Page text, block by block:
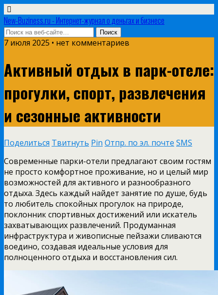
New-Buziness.ru - Интернет-журнал о деньгах и бизнесе
7 июля 2025 • нет комментариев
Активный отдых в парк-отеле:
прогулки, спорт, развлечения
и сезонные активности
Поделиться Твитнуть Pin Отпр. по эл. почте SMS
Современные парки-отели предлагают своим гостям
не просто комфортное проживание, но и целый мир
возможностей для активного и разнообразного
отдыха. Здесь каждый найдет занятие по душе, будь
то любитель спокойных прогулок на природе,
поклонник спортивных достижений или искатель
захватывающих развлечений. Продуманная
инфраструктура и живописные пейзажи сливаются
воедино, создавая идеальные условия для
полноценного отдыха и восстановления сил.